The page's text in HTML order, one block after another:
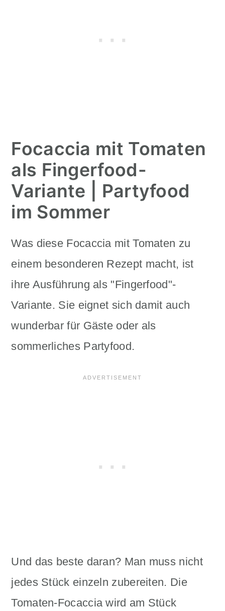
Focaccia mit Tomaten
als Fingerfood-
Variante | Partyfood
im Sommer
Was diese Focaccia mit Tomaten zu
einem besonderen Rezept macht, ist
ihre Ausführung als "Fingerfood"-
Variante. Sie eignet sich damit auch
wunderbar für Gäste oder als
sommerliches Partyfood.
Und das beste daran? Man muss nicht
jedes Stück einzeln zubereiten. Die
Tomaten-Focaccia wird am Stück